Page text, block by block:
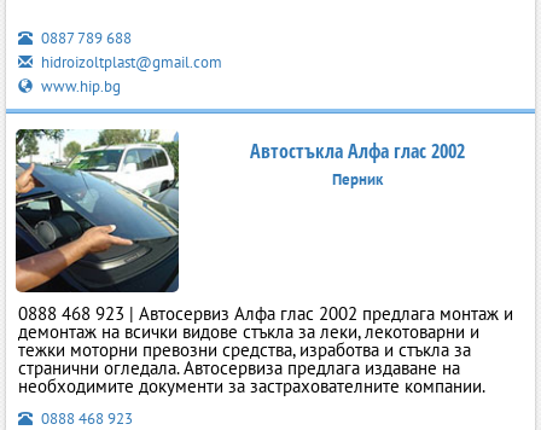
0887 789 688
hidroizoltplast@gmail.com
www.hip.bg
Автостъкла Алфа глас 2002
Перник
0888 468 923 | Автосервиз Алфа глас 2002 предлага монтаж и
демонтаж на всички видове стъкла за леки, лекотоварни и
тежки моторни превозни средства, изработва и стъкла за
странични огледала. Автосервиза предлага издаване на
необходимите документи за застрахователните компании.
0888 468 923